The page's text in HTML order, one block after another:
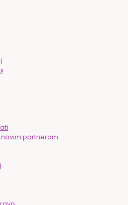
partnerom